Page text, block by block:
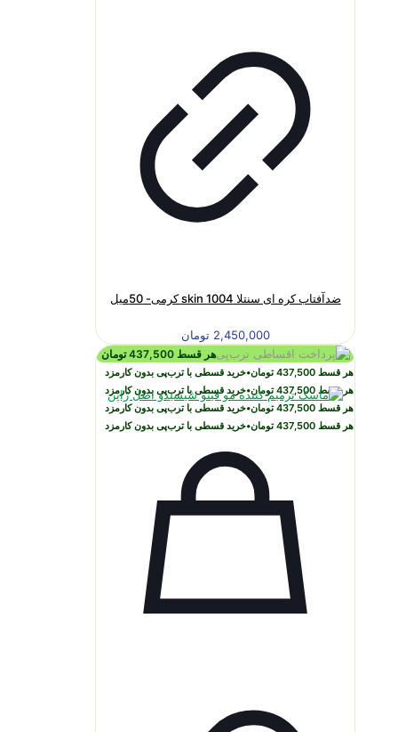
ضدآفتاب کره ای سنتلا skin 1004 کرمی- 50میل
2,450,000 تومان
هر قسط437,500 تومان
هر قسط 437,500 تومان•خرید قسطی با ترب‌پی بدون کارمزد
هر قسط 437,500 تومان•خرید قسطی با ترب‌پی بدون کارمزد
هر قسط 437,500 تومان•خرید قسطی با ترب‌پی بدون کارمزد
هر قسط 437,500 تومان•خرید قسطی با ترب‌پی بدون کارمزد